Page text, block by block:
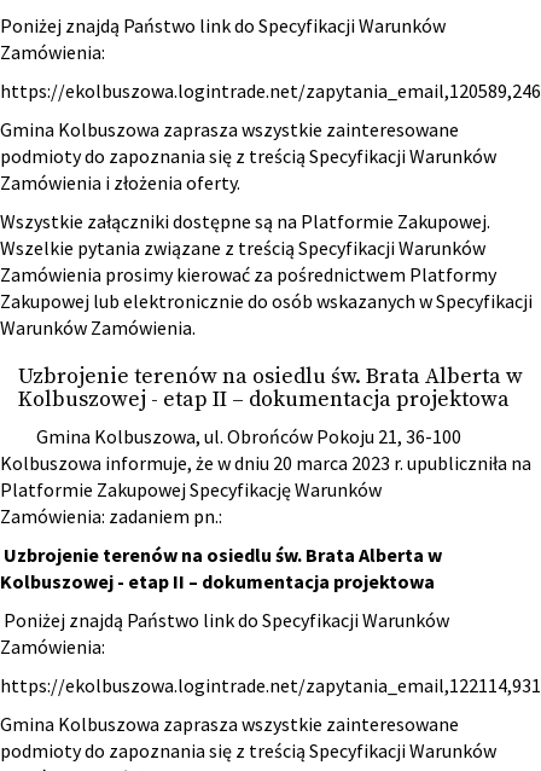
Poniżej znajdą Państwo link do Specyfikacji Warunków
Zamówienia:
https://ekolbuszowa.logintrade.net/
Gmina Kolbuszowa zaprasza wszystkie zainteresowane
podmioty do zapoznania się z treścią Specyfikacji Warunków
Zamówienia i złożenia oferty.
Wszystkie załączniki dostępne są na Platformie Zakupowej.
Wszelkie pytania związane z treścią Specyfikacji Warunków
Zamówienia prosimy kierować za pośrednictwem Platformy
Zakupowej lub elektronicznie do osób wskazanych w Specyfikacji
Warunków Zamówienia.
Uzbrojenie terenów na osiedlu św. Brata Alberta w
Kolbuszowej - etap II – dokumentacja projektowa
Gmina Kolbuszowa, ul. Obrońców Pokoju 21, 36-100
Kolbuszowa informuje, że w dniu 20 marca 2023 r. upubliczniła na
Platformie Zakupowej Specyfikację Warunków
Zamówienia: zadaniem pn.:
Uzbrojenie terenów na osiedlu św. Brata Alberta w
Kolbuszowej - etap II – dokumentacja projektowa
Poniżej znajdą Państwo link do Specyfikacji Warunków
Zamówienia:
https://ekolbuszowa.logintrade.net/
Gmina Kolbuszowa zaprasza wszystkie zainteresowane
podmioty do zapoznania się z treścią Specyfikacji Warunków